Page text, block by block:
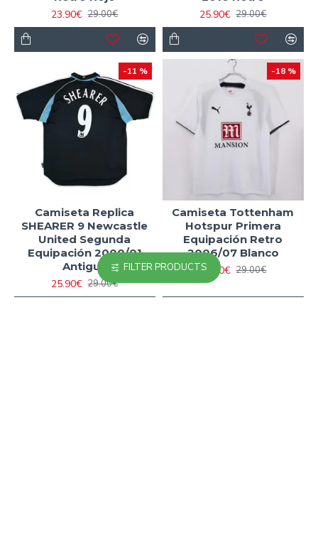
23.90€ 29.00€
25.90€ 29.00€
-11 %
Camiseta Replica
SHEARER 9 Newcastle
United Segunda
Equipación 2000/01
Antigua
25.90€ 29.00€
-18 %
Camiseta Tottenham
Hotspur Primera
Equipación Retro
2006/07 Blanco
23.90€ 29.00€
FILTER PRODUCTS